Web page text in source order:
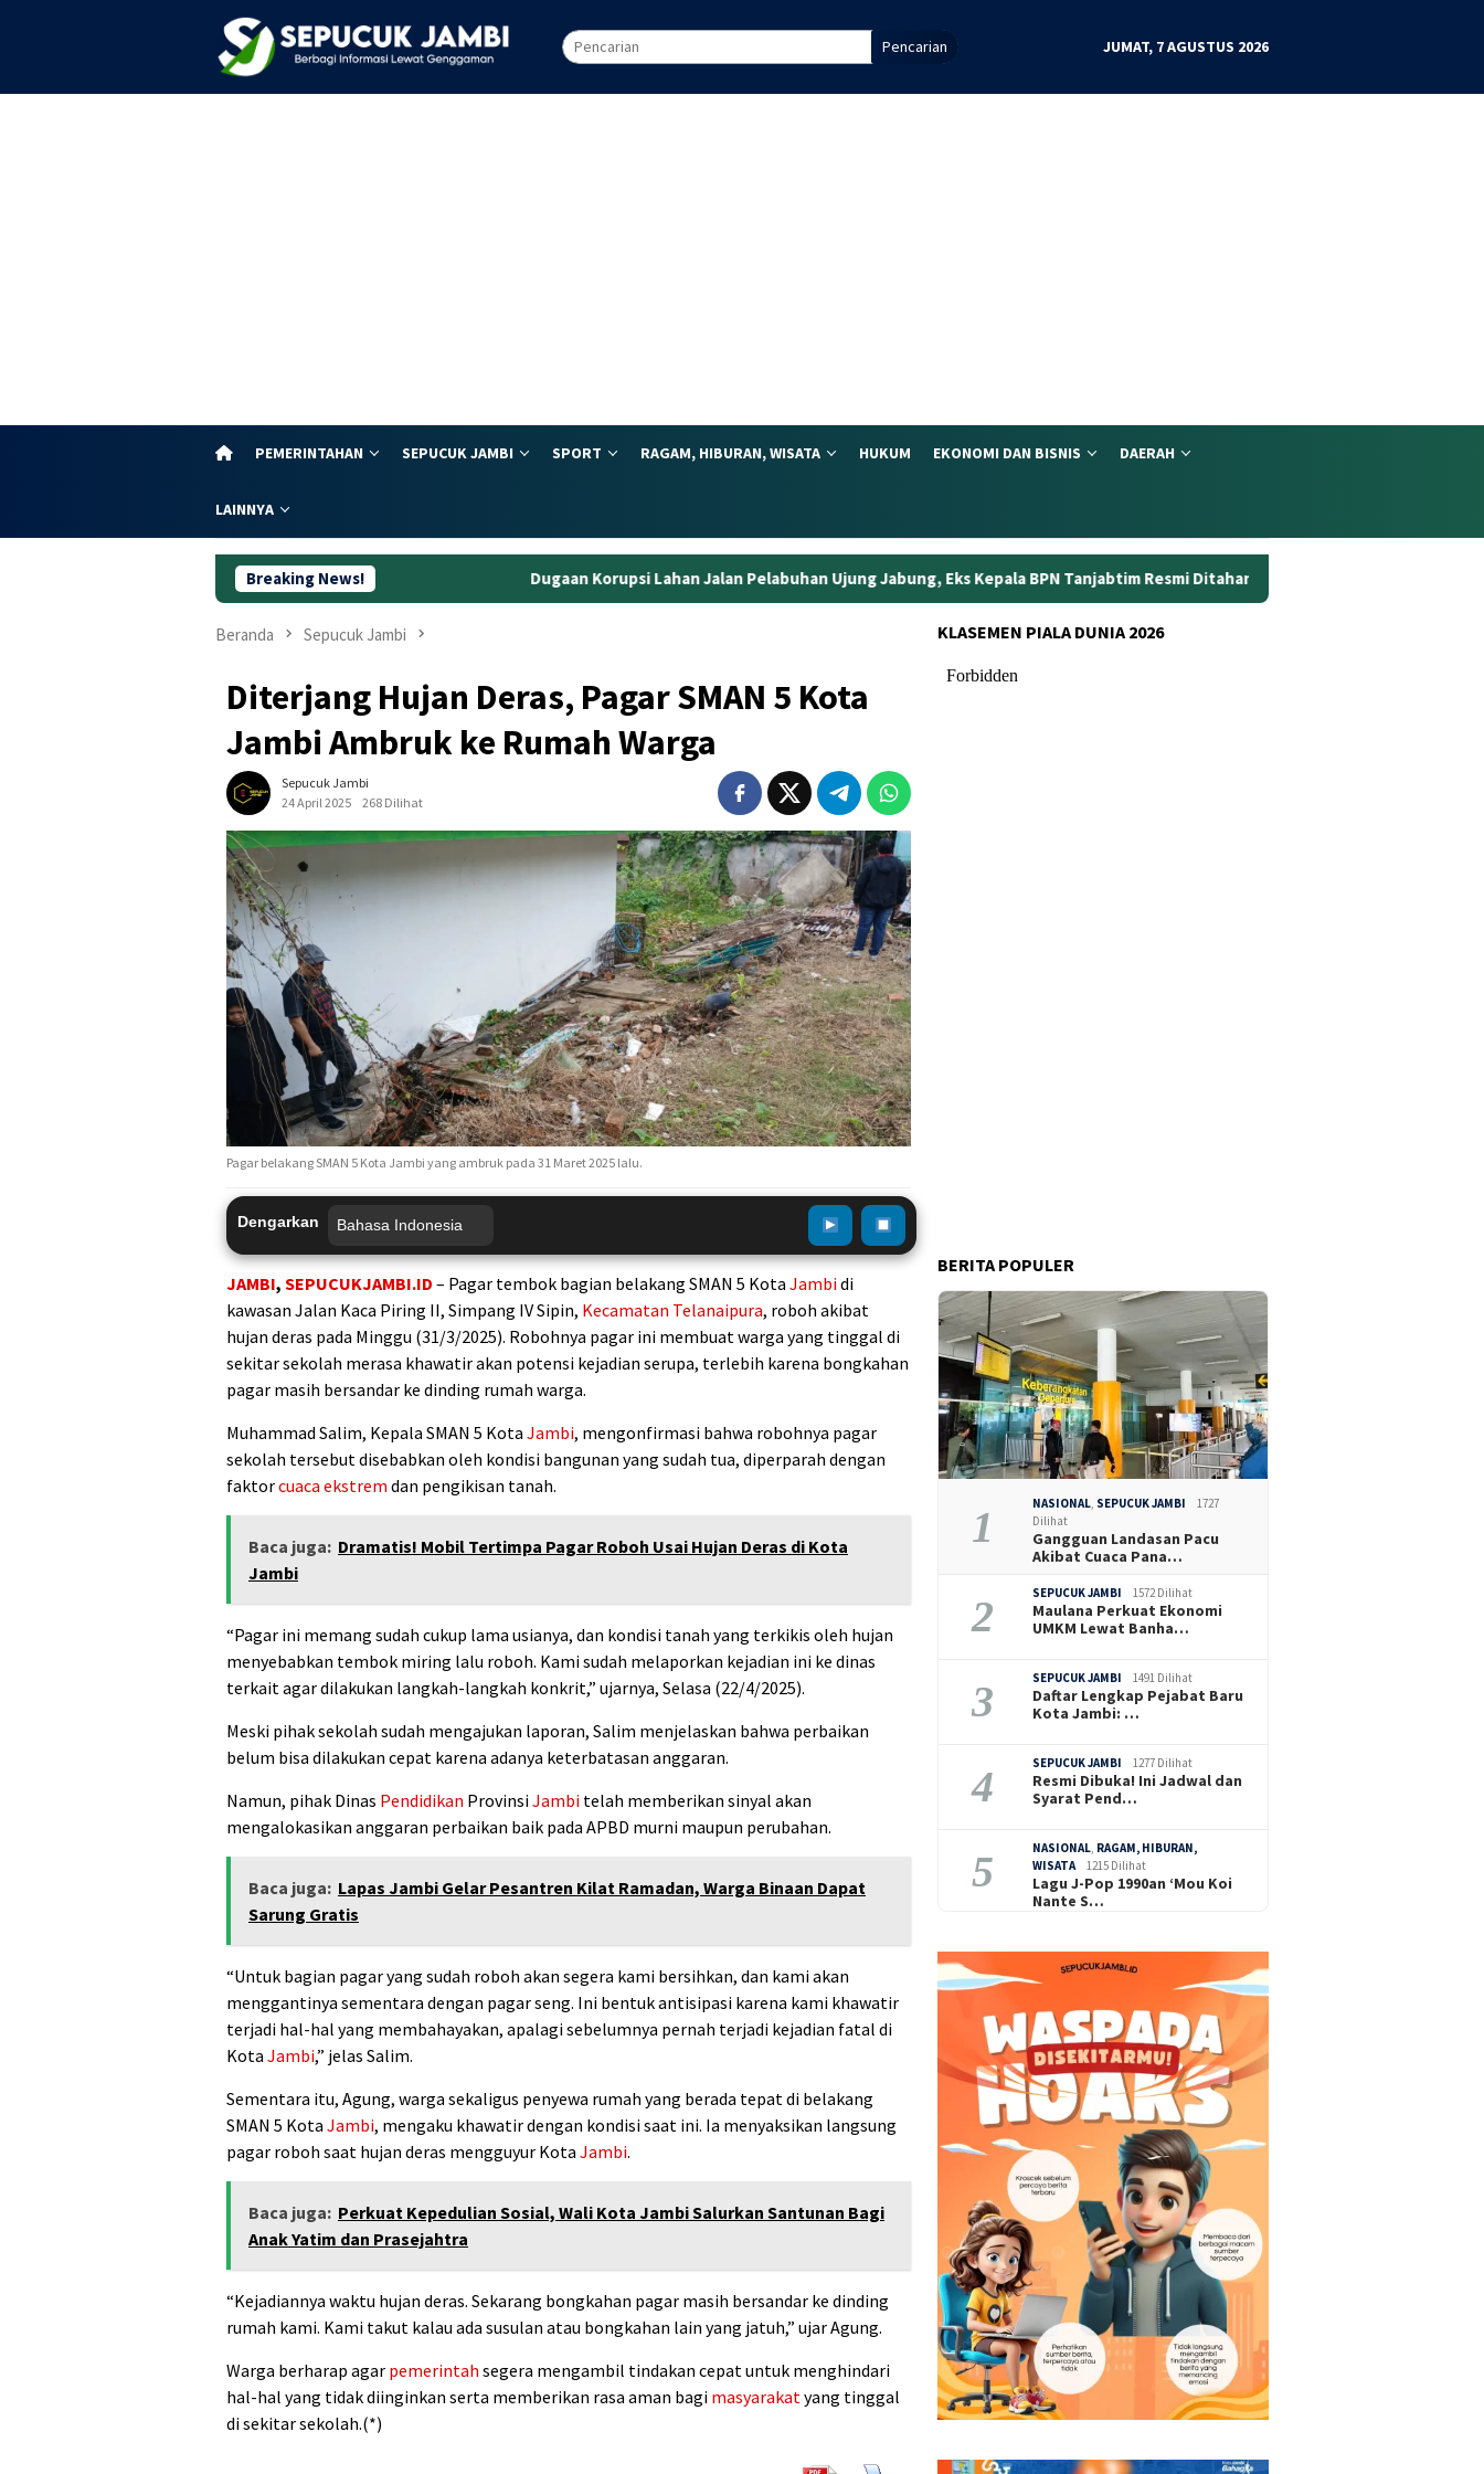
Pencarian JUMAT, 7 AGUSTUS 2026
PEMERINTAHAN SEPUCUK JAMBI SPORT RAGAM, HIBURAN, WISATA HUKUM EKONOMI DAN BISNIS DAERAH
LAINNYA
Breaking News! Dugaan Korupsi Lahan Jalan Pelabuhan Ujung Jabung, Eks Kepala BPN Tanjabtim Resmi Ditahan Dunia Kerja Berubah, Kemnaker Perkuat
Beranda Sepucuk Jambi
Diterjang Hujan Deras, Pagar SMAN 5 Kota
Jambi Ambruk ke Rumah Warga
Sepucuk Jambi
24 April 2025
268 Dilihat
Pagar belakang SMAN 5 Kota Jambi yang ambruk pada 31 Maret 2025 lalu.
Dengarkan
JAMBI, SEPUCUKJAMBI.ID – Pagar tembok bagian belakang SMAN 5 Kota Jambidi
kawasan Jalan Kaca Piring II, Simpang IV Sipin, Kecamatan Telanaipura, roboh akibat
hujan deras pada Minggu (31/3/2025). Robohnya pagar ini membuat warga yang tinggal di
sekitar sekolah merasa khawatir akan potensi kejadian serupa, terlebih karena bongkahan
pagar masih bersandar ke dinding rumah warga.
Muhammad Salim, Kepala SMAN 5 Kota Jambi, mengonfirmasi bahwa robohnya pagar
sekolah tersebut disebabkan oleh kondisi bangunan yang sudah tua, diperparah dengan
faktorcuaca ekstrem dan pengikisan tanah.
Baca juga: Dramatis! Mobil Tertimpa Pagar Roboh Usai Hujan Deras di Kota
Jambi
“Pagar ini memang sudah cukup lama usianya, dan kondisi tanah yang terkikis oleh hujan
menyebabkan tembok miring lalu roboh. Kami sudah melaporkan kejadian ini ke dinas
terkait agar dilakukan langkah-langkah konkrit,” ujarnya, Selasa (22/4/2025).
Meski pihak sekolah sudah mengajukan laporan, Salim menjelaskan bahwa perbaikan
belum bisa dilakukan cepat karena adanya keterbatasan anggaran.
Namun, pihak Dinas Pendidikan ProvinsiJambi telah memberikan sinyal akan
mengalokasikan anggaran perbaikan baik pada APBD murni maupun perubahan.
Baca juga: Lapas Jambi Gelar Pesantren Kilat Ramadan, Warga Binaan Dapat
Sarung Gratis
“Untuk bagian pagar yang sudah roboh akan segera kami bersihkan, dan kami akan
menggantinya sementara dengan pagar seng. Ini bentuk antisipasi karena kami khawatir
terjadi hal-hal yang membahayakan, apalagi sebelumnya pernah terjadi kejadian fatal di
Kota Jambi,” jelas Salim.
Sementara itu, Agung, warga sekaligus penyewa rumah yang berada tepat di belakang
SMAN 5 Kota Jambi, mengaku khawatir dengan kondisi saat ini. Ia menyaksikan langsung
pagar roboh saat hujan deras mengguyur Kota Jambi.
Baca juga: Perkuat Kepedulian Sosial, Wali Kota Jambi Salurkan Santunan Bagi
Anak Yatim dan Prasejahtra
“Kejadiannya waktu hujan deras. Sekarang bongkahan pagar masih bersandar ke dinding
rumah kami. Kami takut kalau ada susulan atau bongkahan lain yang jatuh,” ujar Agung.
Warga berharap agar pemerintah segera mengambil tindakan cepat untuk menghindari
hal-hal yang tidak diinginkan serta memberikan rasa aman bagi masyarakatyang tinggal
di sekitar sekolah.(*)
KLASEMEN PIALA DUNIA 2026
BERITA POPULER
1 NASIONAL SEPUCUK JAMBI
1727
Dilihat
Gangguan Landasan Pacu
Akibat Cuaca Pana…
2 SEPUCUK JAMBI 1572 Dilihat
Maulana Perkuat Ekonomi
UMKM Lewat Banha…
3 SEPUCUK JAMBI 1491 Dilihat
Daftar Lengkap Pejabat Baru
Kota Jambi: …
4 SEPUCUK JAMBI 1277 Dilihat
Resmi Dibuka! Ini Jadwal dan
Syarat Pend…
5 NASIONAL RAGAM, HIBURAN,
WISATA
1215 Dilihat
Lagu J-Pop 1990an ‘Mou Koi
Nante S…